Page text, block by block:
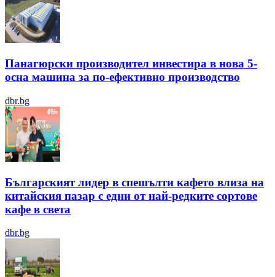
Панагюрски производител инвестира в нова 5-
осна машина за по-ефективно производство
dbr.bg
Българският лидер в спешълти кафето влиза на
китайския пазар с едни от най-редките сортове
кафе в света
dbr.bg